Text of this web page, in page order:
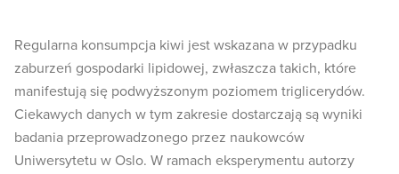
Regularna konsumpcja kiwi jest wskazana w przypadku
zaburzeń gospodarki lipidowej, zwłaszcza takich, które
manifestują się podwyższonym poziomem triglicerydów.
Ciekawych danych w tym zakresie dostarczają są wyniki
badania przeprowadzonego przez naukowców
Uniwersytetu w Oslo. W ramach eksperymentu autorzy